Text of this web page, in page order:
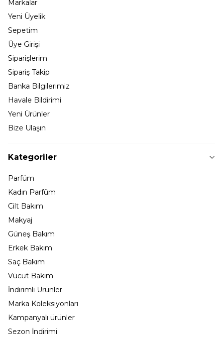
Markalar
Yeni Üyelik
Sepetim
Üye Girişi
Siparişlerim
Sipariş Takip
Banka Bilgilerimiz
Havale Bildirimi
Yeni Ürünler
Bize Ulaşın
Kategoriler
Parfüm
Kadın Parfüm
Cilt Bakım
Makyaj
Güneş Bakım
Erkek Bakım
Saç Bakım
Vücut Bakım
İndirimli Ürünler
Marka Koleksiyonları
Kampanyalı ürünler
Sezon İndirimi